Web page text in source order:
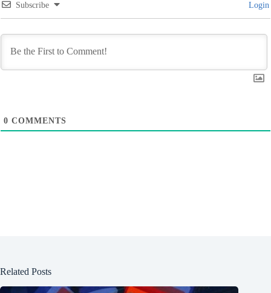
Subscribe Login
0 COMMENTS
Related Posts